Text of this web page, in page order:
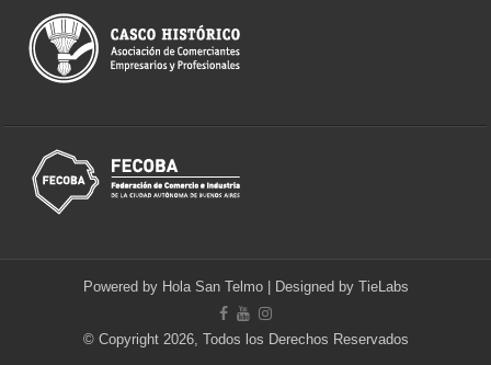
Powered by Hola San Telmo| Designed by TieLabs
© Copyright 2026, Todos los Derechos Reservados